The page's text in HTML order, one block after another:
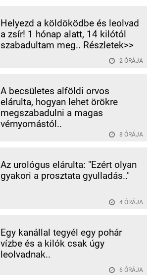
Helyezd a köldöködbe és leolvad
a zsír! 1 hónap alatt, 14 kilótól
szabadultam meg.. Részletek>>
2 ÓRÁJA
A becsületes alföldi orvos
elárulta, hogyan lehet örökre
megszabadulni a magas
vérnyomástól..
8 ÓRÁJA
Az urológus elárulta: "Ezért olyan
gyakori a prosztata gyulladás.."
4 ÓRÁJA
Egy kanállal tegyél egy pohár
vízbe és a kilók csak úgy
leolvadnak..
6 ÓRÁJA